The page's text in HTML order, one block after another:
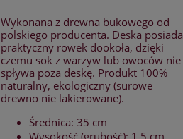
Wykonana z drewna bukowego od
polskiego producenta. Deska posiada
praktyczny rowek dookoła, dzięki
czemu sok z warzyw lub owoców nie
spływa poza deskę. Produkt 100%
naturalny, ekologiczny (surowe
drewno nie lakierowane).
Średnica: 35 cm
Wysokość (grubość): 1,5 cm